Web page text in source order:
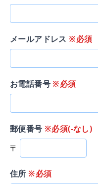
メールアドレス ※必須
お電話番号 ※必須
郵便番号 ※必須(-なし)
〒
住所 ※必須